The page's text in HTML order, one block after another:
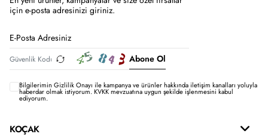
için e-posta adresinizi giriniz.
Abone Ol
Bilgilerimin Gizlilik Onayı ile kampanya ve ürünler hakkında iletişim kanalları yoluyla
haberdar olmak istiyorum.KVKK mevzuatına uygun şekilde işlenmesini kabul
ediyorum.
KOÇAK